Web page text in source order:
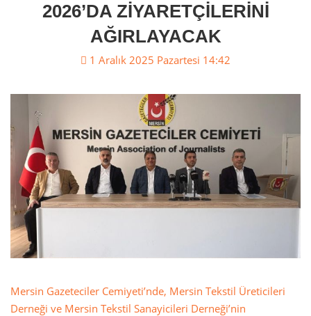
2026’DA ZİYARETÇİLERİNİ
AĞIRLAYACAK
1 Aralık 2025 Pazartesi 14:42
Mersin Gazeteciler Cemiyeti’nde, Mersin Tekstil Üreticileri
Derneği ve Mersin Tekstil Sanayicileri Derneği’nin